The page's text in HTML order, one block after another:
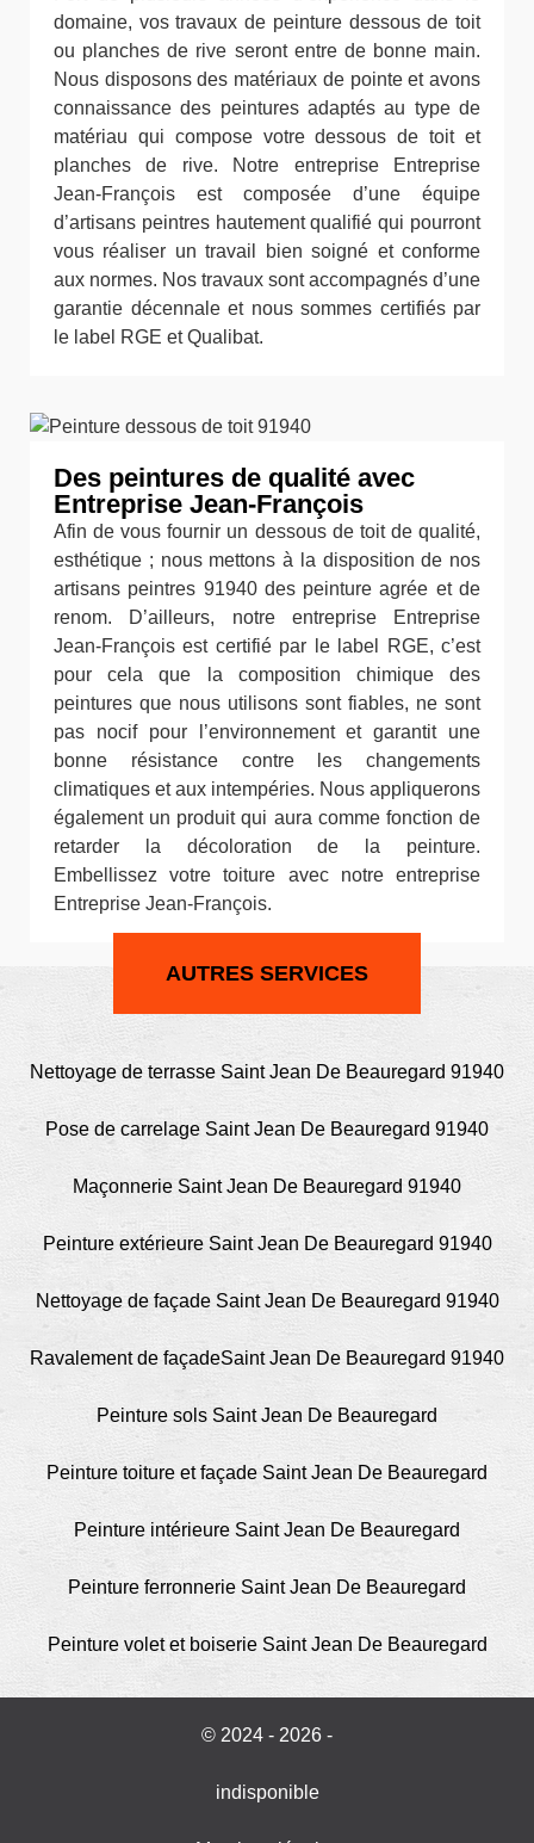
domaine, vos travaux de peinture dessous de toit
ou planches de rive seront entre de bonne main.
Nous disposons des matériaux de pointe et avons
connaissance des peintures adaptés au type de
matériau qui compose votre dessous de toit et
planches de rive. Notre entreprise Entreprise
Jean-François est composée d’une équipe
d’artisans peintres hautement qualifié qui pourront
vous réaliser un travail bien soigné et conforme
aux normes. Nos travaux sont accompagnés d’une
garantie décennale et nous sommes certifiés par
le label RGE et Qualibat.
Des peintures de qualité avec
Entreprise Jean-François
Afin de vous fournir un dessous de toit de qualité,
esthétique ; nous mettons à la disposition de nos
artisans peintres 91940 des peinture agrée et de
renom. D’ailleurs, notre entreprise Entreprise
Jean-François est certifié par le label RGE, c’est
pour cela que la composition chimique des
peintures que nous utilisons sont fiables, ne sont
pas nocif pour l’environnement et garantit une
bonne résistance contre les changements
climatiques et aux intempéries. Nous appliquerons
également un produit qui aura comme fonction de
retarder la décoloration de la peinture.
Embellissez votre toiture avec notre entreprise
Entreprise Jean-François.
AUTRES SERVICES
Nettoyage de terrasse Saint Jean De Beauregard 91940
Pose de carrelage Saint Jean De Beauregard 91940
Maçonnerie Saint Jean De Beauregard 91940
Peinture extérieure Saint Jean De Beauregard 91940
Nettoyage de façade Saint Jean De Beauregard 91940
Ravalement de façadeSaint Jean De Beauregard 91940
Peinture sols Saint Jean De Beauregard
Peinture toiture et façade Saint Jean De Beauregard
Peinture intérieure Saint Jean De Beauregard
Peinture ferronnerie Saint Jean De Beauregard
Peinture volet et boiserie Saint Jean De Beauregard
© 2024 - 2026 -
indisponible